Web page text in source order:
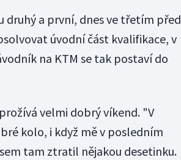
druhý a první, dnes ve třetím před
úvodní část kvalifikace, v
na KTM se tak postaví do
velmi dobrý víkend. "V
kolo, i když mě v posledním
tam ztratil nějakou desetinku.